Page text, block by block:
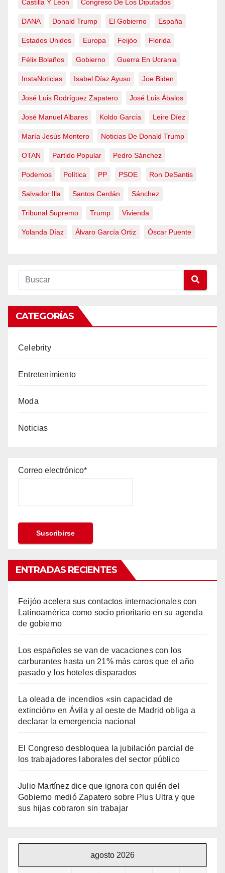
Castilla Y León Congreso De Los Diputados
DANA Donald Trump El Gobierno España
Estados Unidos Europa Feijóo Florida
Félix Bolaños Gobierno Guerra En Ucrania
InstaNoticias Isabel Díaz Ayuso Joe Biden
José Luis Rodríguez Zapatero José Luis Ábalos
José Manuel Albares Koldo García Leire Díez
María Jesús Montero Noticias De Donald Trump
OTAN Partido Popular Pedro Sánchez
Podemos Política PP PSOE Ron DeSantis
Salvador Illa Santos Cerdán Sánchez
Tribunal Supremo Trump Vivienda
Yolanda Díaz Álvaro García Ortiz Óscar Puente
CATEGORÍAS
Celebrity
Entretenimiento
Moda
Noticias
Correo electrónico*
ENTRADAS RECIENTES
Feijóo acelera sus contactos internacionales con
Latinoamérica como socio prioritario en su agenda
de gobierno
Los españoles se van de vacaciones con los
carburantes hasta un 21% más caros que el año
pasado y los hoteles disparados
La oleada de incendios «sin capacidad de
extinción» en Ávila y al oeste de Madrid obliga a
declarar la emergencia nacional
El Congreso desbloquea la jubilación parcial de
los trabajadores laborales del sector público
Julio Martínez dice que ignora con quién del
Gobierno medió Zapatero sobre Plus Ultra y que
sus hijas cobraron sin trabajar
agosto 2026